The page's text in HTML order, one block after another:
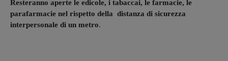
Resteranno aperte le edicole, i tabaccai, le farmacie, le
parafarmacie nel rispetto della distanza di sicurezza
interpersonale di un metro.